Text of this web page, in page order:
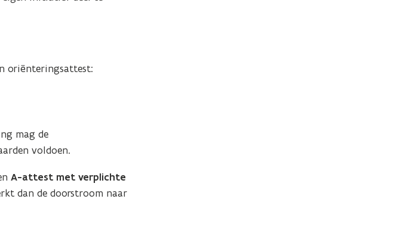
oriënteringsattest:
mag de
voldoen.
A-attest met verplichte
dan de doorstroom naar